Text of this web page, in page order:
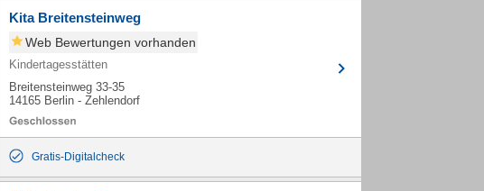
Kita Breitensteinweg
Web Bewertungen vorhanden
Kindertagesstätten
Breitensteinweg 33-35
14165 Berlin - Zehlendorf
Gratis-Digitalcheck